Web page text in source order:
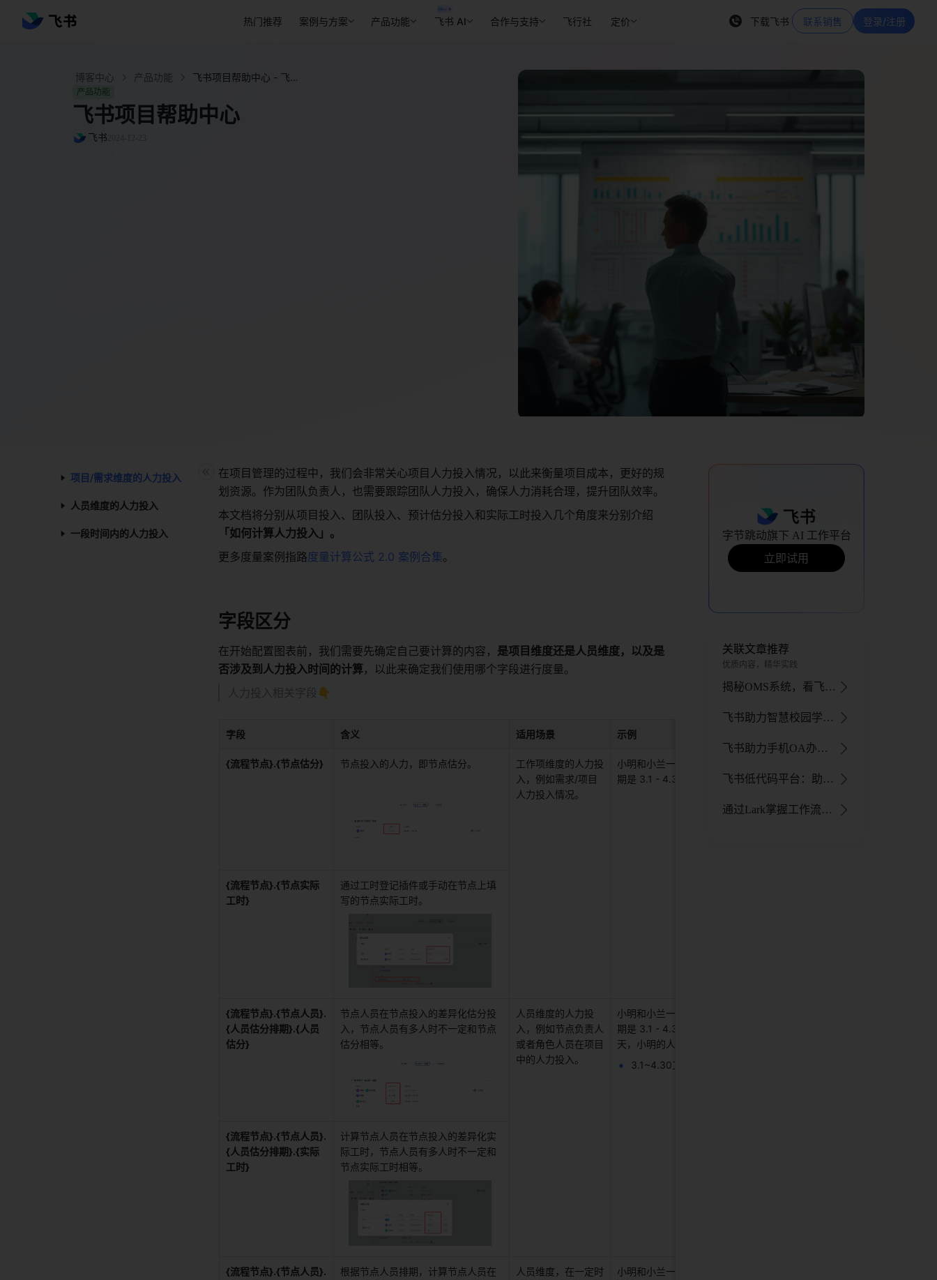
热门推荐 案例与方案 产品功能 飞书 AI 合作与支持 飞行社 定价 下载飞书 联系销售 登录/注册
博客中心 产品功能 飞书项目帮助中心 - 飞书官网
产品功能
飞书项目帮助中心
飞书
项目/需求维度的人力投入​
人员维度的人力投入​
一段时间内的人力投入​
在项目管理的过程中，我们会非常关心项目人力投入情况，以此来衡量项目成本，更好的规
划资源。作为团队负责人，也需要跟踪团队人力投入，确保人力消耗合理，提升团队效率。
本文档将分别从项目投入、团队投入、预计估分投入和实际工时投入几个角度来分别介绍
「如何计算人力投入」。
更多度量案例指路度量计算公式 2.0 案例合集。
字段区分
在开始配置图表前，我们需要先确定自己要计算的内容， 是项目维度还是人员维度，以及是
否涉及到人力投入时间的计算，以此来确定我们使用哪个字段进行度量。
人力投入相关字段👇
字段 含义 适用场景 示例
{流程节点}.{节点估分} 节点投入的人力，即节点估分。
工作项维度的人力投
入，例如需求/项目
人力投入情况。
小明和小兰一起在“技术评审”节点排
期是 3.1 - 4.30，节点估分是 86。
{流程节点}.{节点实际
工时}
通过工时登记插件或手动在节点上填
写的节点实际工时。
{流程节点}.{节点人员}.
{人员估分排期}.{人员
估分}
节点人员在节点投入的差异化估分投
入，节点人员有多人时不一定和节点
估分相等。
人员维度的人力投
入，例如节点负责人
或者角色人员在项目
中的人力投入。
小明和小兰一起在“技术评审”节点排
期是 3.1 - 4.30，节点估分是 86
天，小明的人员估分是43。
3.1~4.30工作日=43天。
{流程节点}.{节点人员}.
{人员估分排期}.{实际
工时}
计算节点人员在节点投入的差异化实
际工时，节点人员有多人时不一定和
节点实际工时相等。
{流程节点}.{节点人员}.
根据节点人员排期，计算节点人员在
人员维度，在一定时
小明和小兰一起在“技术评审”节点排
字节跳动旗下 AI 工作平台
立即试用
关联文章推荐
优质内容，精华实践
揭秘OMS系统，看飞书如何助力企业高效订单管理
飞书助力智慧校园学生版，多维度功能让校园生活便捷高效
飞书助力手机OA办公系统：功能、案例与未来展望
飞书低代码平台：助力企业无代码开发，驱动数字化转型新引擎
通过Lark掌握工作流程管理，提高效率和协作